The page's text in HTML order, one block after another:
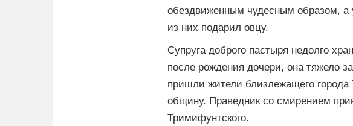
обездвиженным чудесным образом,
из них подарил овцу.
Супруга доброго пастыря недолго
после рождения дочери, она тяжело
пришли жители близлежащего города
общину. Праведник со смирением
Тримифунтского.